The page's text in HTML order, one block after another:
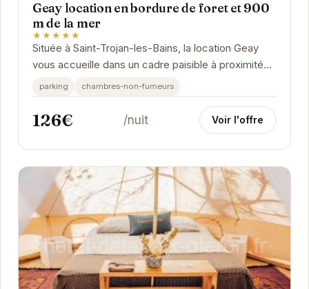
Geay location en bordure de foret et 900
m de la mer
★★★★★
Située à Saint-Trojan-les-Bains, la location Geay
vous accueille dans un cadre paisible à proximité
de la plage et de la forêt.
parking chambres-non-fumeurs
126€ /nuit Voir l'offre